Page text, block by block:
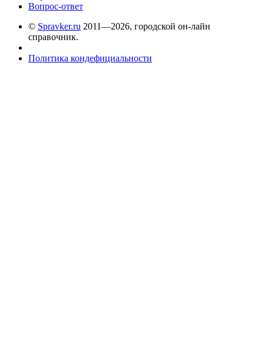
Вопрос-ответ
© Spravker.ru 2011—2026, городской он-лайн
справочник.
Политика кондефициальности